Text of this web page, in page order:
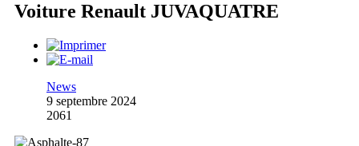
Voiture Renault JUVAQUATRE
News
9 septembre 2024
2061